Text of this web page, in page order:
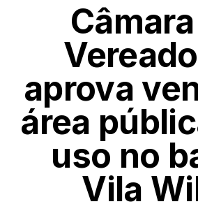
aprova
área
uso no
Vila